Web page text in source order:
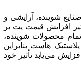
شوینده، آرایشی و
افزایش قیمت پت بر
محصولات شوینده،
هاست بنابراین
می‌یابد تأثیر خود